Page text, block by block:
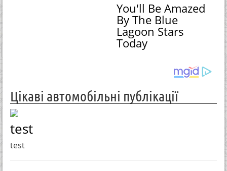
You'll Be Amazed
By The Blue
Lagoon Stars
Today
Цікаві автомобільні публікації
test
test